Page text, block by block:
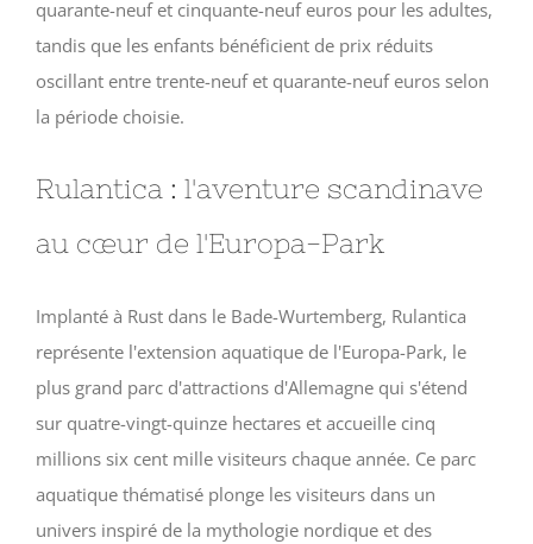
quarante-neuf et cinquante-neuf euros pour les adultes,
tandis que les enfants bénéficient de prix réduits
oscillant entre trente-neuf et quarante-neuf euros selon
la période choisie.
Rulantica : l'aventure scandinave
au cœur de l'Europa-Park
Implanté à Rust dans le Bade-Wurtemberg, Rulantica
représente l'extension aquatique de l'Europa-Park, le
plus grand parc d'attractions d'Allemagne qui s'étend
sur quatre-vingt-quinze hectares et accueille cinq
millions six cent mille visiteurs chaque année. Ce parc
aquatique thématisé plonge les visiteurs dans un
univers inspiré de la mythologie nordique et des